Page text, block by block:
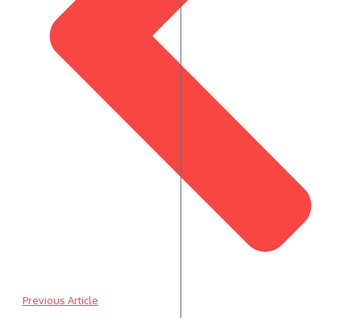
Previous Article